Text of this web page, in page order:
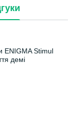
ENIGMA Stimul
демі